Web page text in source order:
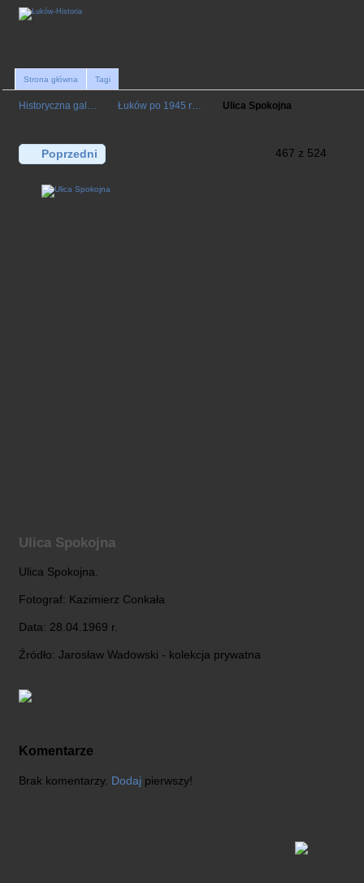
Strona główna Tagi
Historyczna gal… Łuków po 1945 r… Ulica Spokojna
Poprzedni 467 z 524
Ulica Spokojna
Ulica Spokojna.
Fotograf: Kazimierz Conkała
Data: 28.04.1969 r.
Źródło: Jarosław Wadowski - kolekcja prywatna
Komentarze
Brak komentarzy. Dodaj pierwszy!